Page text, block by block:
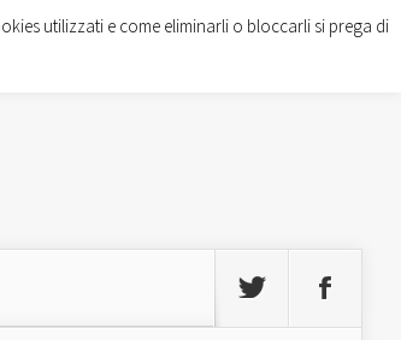
utilizzati e come eliminarli o bloccarli si prega di